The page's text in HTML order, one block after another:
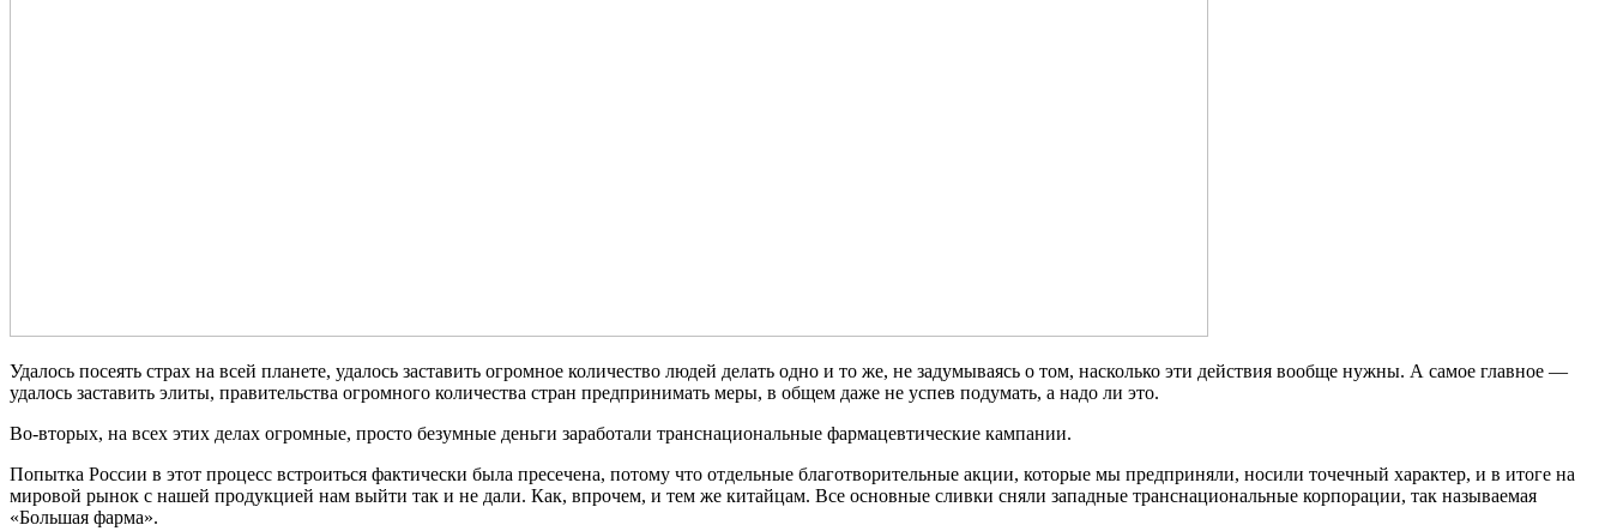
Удалось посеять страх на всей планете, удалось заставить огромное количество людей делать одно и то же, не задумываясь о том, насколько эти действия вообще нужны. А самое главное —
удалось заставить элиты, правительства огромного количества стран предпринимать меры, в общем даже не успев подумать, а надо ли это.
Во-вторых, на всех этих делах огромные, просто безумные деньги заработали транснациональные фармацевтические кампании.
Попытка России в этот процесс встроиться фактически была пресечена, потому что отдельные благотворительные акции, которые мы предприняли, носили точечный характер, и в итоге на
мировой рынок с нашей продукцией нам выйти так и не дали. Как, впрочем, и тем же китайцам. Все основные сливки сняли западные транснациональные корпорации, так называемая
«Большая фарма».